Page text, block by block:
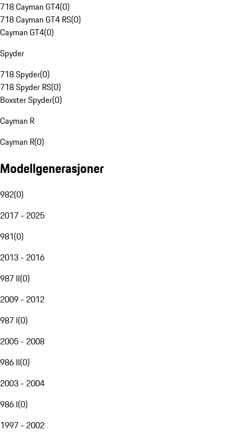
718 Cayman GT4(0)
718 Cayman GT4 RS(0)
Cayman GT4(0)
Spyder
718 Spyder(0)
718 Spyder RS(0)
Boxster Spyder(0)
Cayman R
Cayman R(0)
Modellgenerasjoner
982(0)
2017 - 2025
981(0)
2013 - 2016
987 II(0)
2009 - 2012
987 I(0)
2005 - 2008
986 II(0)
2003 - 2004
986 I(0)
1997 - 2002